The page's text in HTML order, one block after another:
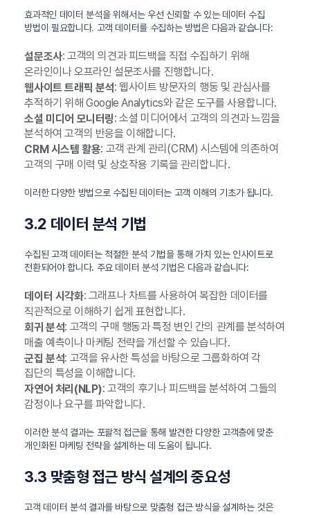
효과적인 데이터 분석을 위해서는 우선 신뢰할 수 있는 데이터 수집
방법이 필요합니다. 고객 데이터를 수집하는 방법은 다음과 같습니다:
설문조사: 고객의 의견과 피드백을 직접 수집하기 위해
온라인이나 오프라인 설문조사를 진행합니다.
웹사이트 트래픽 분석: 웹사이트 방문자의 행동 및 관심사를
추적하기 위해 Google Analytics와 같은 도구를 사용합니다.
소셜 미디어 모니터링: 소셜 미디어에서 고객의 의견과 느낌을
분석하여 고객의 반응을 이해합니다.
CRM 시스템 활용: 고객 관계 관리(CRM) 시스템에 의존하여
고객의 구매 이력 및 상호작용 기록을 관리합니다.
이러한 다양한 방법으로 수집된 데이터는 고객 이해의 기초가 됩니다.
3.2 데이터 분석 기법
수집된 고객 데이터는 적절한 분석 기법을 통해 가치 있는 인사이트로
전환되어야 합니다. 주요 데이터 분석 기법은 다음과 같습니다:
데이터 시각화: 그래프나 차트를 사용하여 복잡한 데이터를
직관적으로 이해하기 쉽게 표현합니다.
회귀 분석: 고객의 구매 행동과 특정 변인 간의 관계를 분석하여
매출 예측이나 마케팅 전략을 개선할 수 있습니다.
군집 분석: 고객을 유사한 특성을 바탕으로 그룹화하여 각
집단의 특성을 이해합니다.
자연어 처리(NLP): 고객의 후기나 피드백을 분석하여 그들의
감정이나 요구를 파악합니다.
이러한 분석 결과는 포괄적 접근을 통해 발견한 다양한 고객층에 맞춘
개인화된 마케팅 전략을 설계하는 데 도움이 됩니다.
3.3 맞춤형 접근 방식 설계의 중요성
고객 데이터 분석 결과를 바탕으로 맞춤형 접근 방식을 설계하는 것은